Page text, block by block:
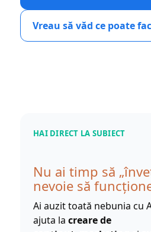
Vreau să văd ce poate
HAI DIRECT LA SUBIECT
Nu ai timp să
nevoie să
Ai auzit toată nebunia cu
ajuta la creare de